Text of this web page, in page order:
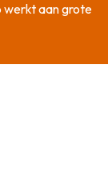
werkt aan grote